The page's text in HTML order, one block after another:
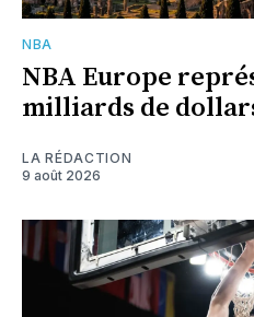
NBA
NBA Europe
milliards de
LA RÉDACTION
9 août 2026